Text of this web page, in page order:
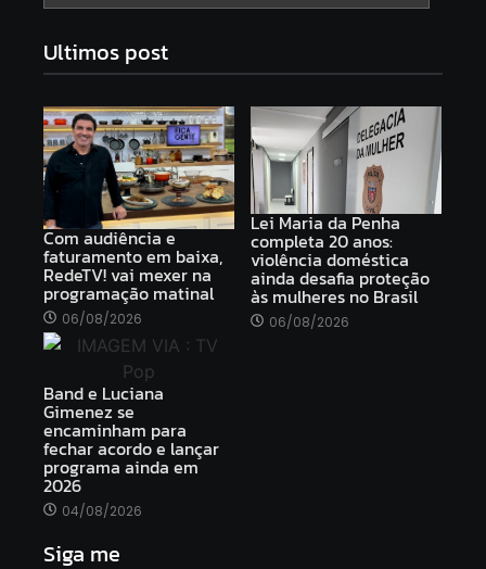
Ultimos post
Com audiência e
faturamento em baixa,
RedeTV! vai mexer na
programação matinal
06/08/2026
Lei Maria da Penha
completa 20 anos:
violência doméstica
ainda desafia proteção
às mulheres no Brasil
06/08/2026
Band e Luciana
Gimenez se
encaminham para
fechar acordo e lançar
programa ainda em
2026
04/08/2026
Siga me